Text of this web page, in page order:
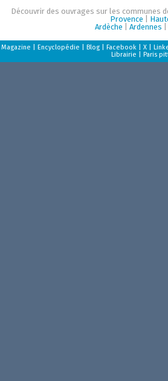
Découvrir des ouvrages sur les communes
Provence
Ardèche
Ardennes
Magazine Encyclopédie Blog| Facebook| X|
Librairie
Paris